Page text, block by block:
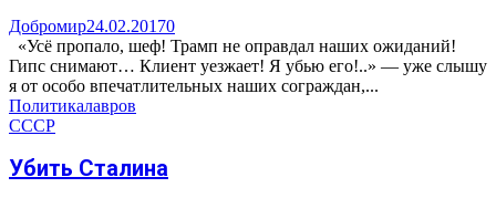
Добромир24.02.20170
«Усё пропало, шеф! Трамп не оправдал наших ожиданий!
Гипс снимают… Клиент уезжает! Я убью его!..» — уже слышу
я от особо впечатлительных наших сограждан,...
Политикалавров
СССР
Убить Сталина